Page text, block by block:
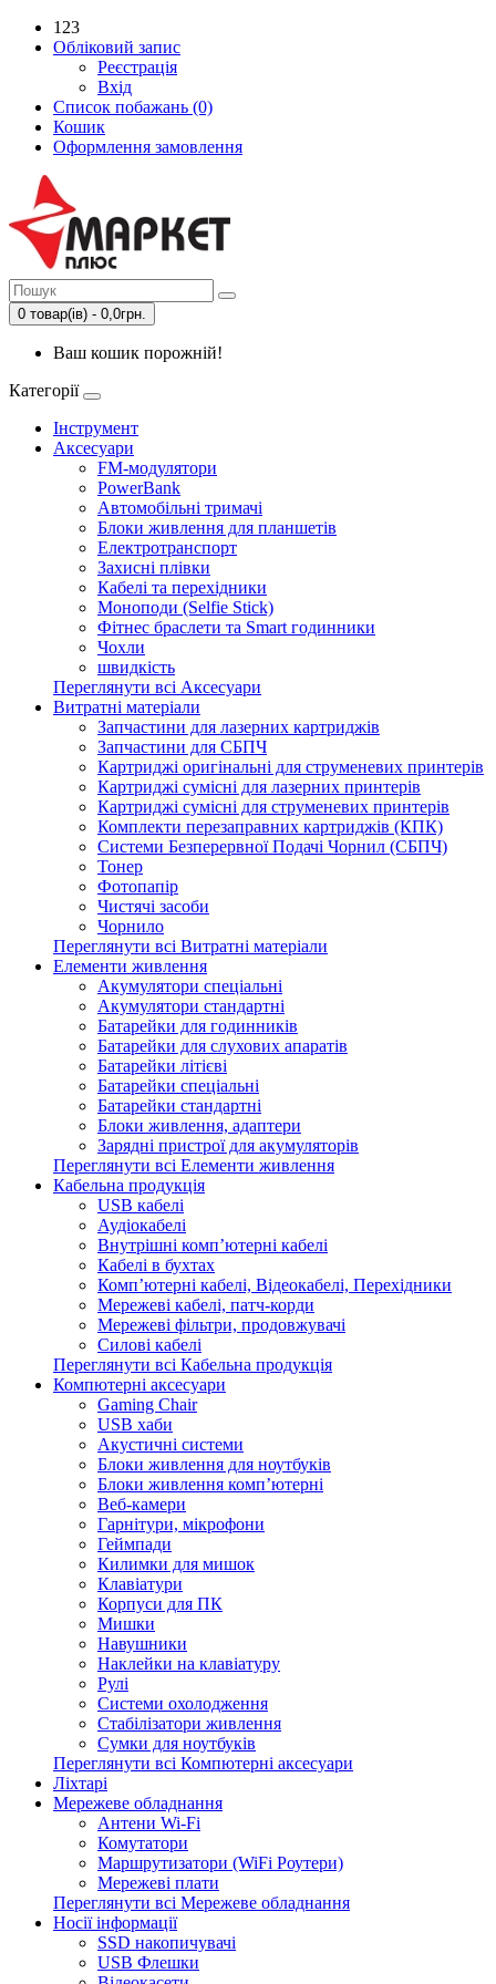
123
Обліковий запис
Реєстрація
Вхід
Список побажань (0)
Кошик
Оформлення замовлення
0 товар(ів) - 0,0грн.
Ваш кошик порожній!
Категорії
Інструмент
Аксесуари
FM-модулятори
PowerBank
Автомобільні тримачі
Блоки живлення для планшетів
Електротранспорт
Захисні плівки
Кабелі та перехідники
Моноподи (Selfie Stick)
Фітнес браслети та Smart годинники
Чохли
швидкість
Переглянути всі Аксесуари
Витратні матеріали
Запчастини для лазерних картриджів
Запчастини для СБПЧ
Картриджі оригінальні для струменевих принтерів
Картриджі сумісні для лазерних принтерів
Картриджі сумісні для струменевих принтерів
Комплекти перезаправних картриджів (КПК)
Системи Безперервної Подачі Чорнил (СБПЧ)
Тонер
Фотопапір
Чистячі засоби
Чорнило
Переглянути всі Витратні матеріали
Елементи живлення
Акумулятори спеціальні
Акумулятори стандартні
Батарейки для годинників
Батарейки для слухових апаратів
Батарейки літієві
Батарейки спеціальні
Батарейки стандартні
Блоки живлення, адаптери
Зарядні пристрої для акумуляторів
Переглянути всі Елементи живлення
Кабельна продукція
USB кабелі
Аудіокабелі
Внутрішні комп’ютерні кабелі
Кабелі в бухтах
Комп’ютерні кабелі, Відеокабелі, Перехідники
Мережеві кабелі, патч-корди
Мережеві фільтри, продовжувачі
Силові кабелі
Переглянути всі Кабельна продукція
Компютерні аксесуари
Gaming Chair
USB хаби
Акустичні системи
Блоки живлення для ноутбуків
Блоки живлення комп’ютерні
Веб-камери
Гарнітури, мікрофони
Геймпади
Килимки для мишок
Клавіатури
Корпуси для ПК
Мишки
Навушники
Наклейки на клавіатуру
Рулі
Системи охолодження
Стабілізатори живлення
Сумки для ноутбуків
Переглянути всі Компютерні аксесуари
Ліхтарі
Мережеве обладнання
Антени Wi-Fi
Комутатори
Маршрутизатори (WiFi Роутери)
Мережеві плати
Переглянути всі Мережеве обладнання
Носії інформації
SSD накопичувачі
USB Флешки